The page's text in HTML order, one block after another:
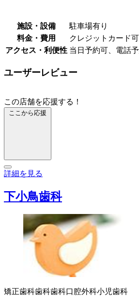
施設・設備
駐車場有り
料金・費用
クレジットカード可
アクセス・利便性 当日予約可、電話
ユーザーレビュー
この店舗を応援する！
ここから応援
詳細を見る
下小鳥歯科
矯正歯科歯科歯科口腔外科小児歯科